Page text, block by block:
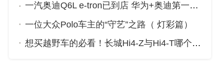
一汽奥迪Q6L e-tron已到店 华为+奥迪第一车究竟有啥硬核实力？
一位大众Polo车主的“守艺”之路（ 灯彩篇）
想买越野车的必看！长城Hi4-Z与Hi4-T哪个更适合你？